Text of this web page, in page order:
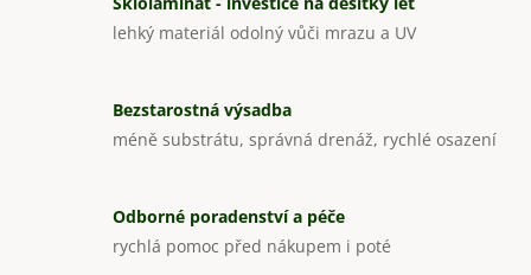
lehký materiál odolný vůči mrazu a UV
Bezstarostná výsadba
méně substrátu, správná drenáž, rychlé osazení
Odborné poradenství a péče
rychlá pomoc před nákupem i poté